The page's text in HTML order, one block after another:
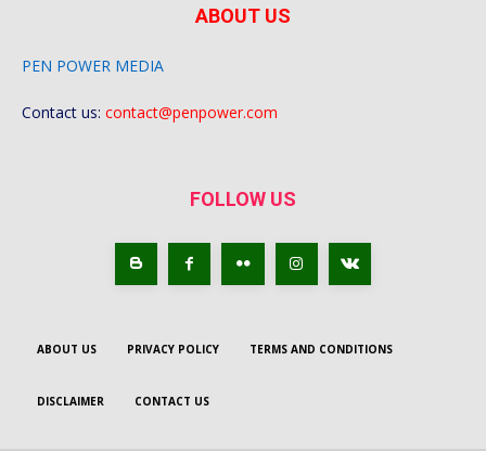
ABOUT US
PEN POWER MEDIA
Contact us: contact@penpower.com
FOLLOW US
ABOUT US PRIVACY POLICY TERMS AND CONDITIONS
DISCLAIMER CONTACT US